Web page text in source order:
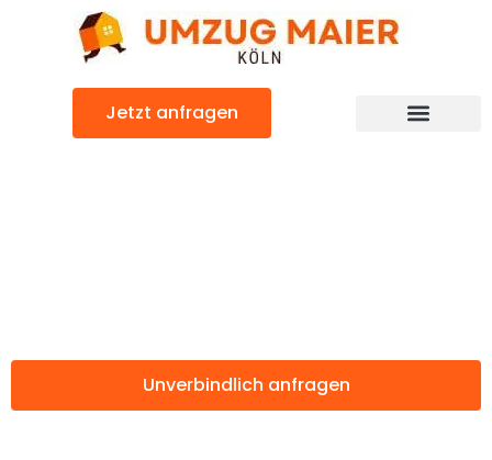
Jetzt anfragen
Unverbindlich anfragen